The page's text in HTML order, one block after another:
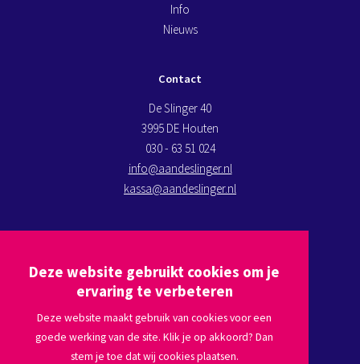
Deze website gebruikt cookies om je
ervaring te verbeteren
Deze website maakt gebruik van cookies voor een
goede werking van de site. Klik je op akkoord? Dan
stem je toe dat wij cookies plaatsen.
Info
Nieuws
Contact
De Slinger 40
3995 DE Houten
030 - 63 51 024
info@aandeslinger.nl
kassa@aandeslinger.nl
Plan een route via Google maps
Volg ons